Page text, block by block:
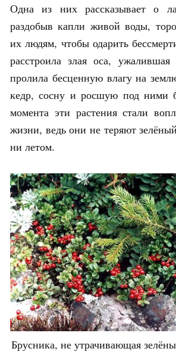
Одна из них рассказывает о
раздобыв капли живой воды,
их людям, чтобы одарить
расстроила злая оса,
пролила бесценную влагу на
кедр, сосну и росшую под ними
момента эти растения стали
жизни, ведь они не теряют
ни летом.
Брусника, не утрачивающая